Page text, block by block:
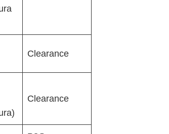
Clearance
Clearance